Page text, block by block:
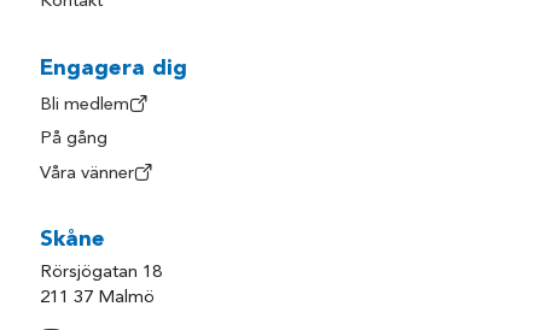
Engagera dig
Bli medlem
På gång
Våra vänner
Skåne
Rörsjögatan 18
211 37 Malmö